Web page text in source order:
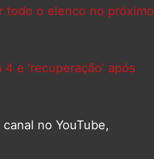
todo o elenco no próximo
e ‘recuperação’ após
no YouTube,